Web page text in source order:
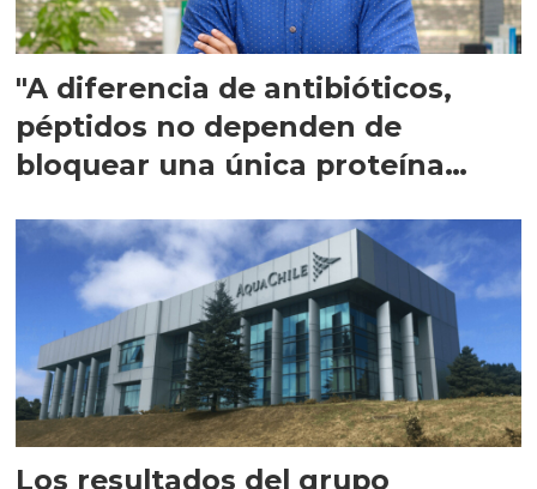
"A diferencia de antibióticos,
péptidos no dependen de
bloquear una única proteína
Los resultados del grupo